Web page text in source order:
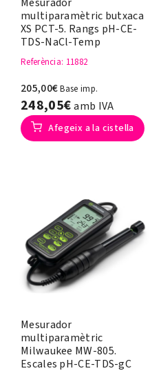
multiparamètric butxaca
XS PCT-5. Rangs pH-CE-
TDS-NaCl-Temp
Referència: 11882
205,00€Base imp.
248,05€amb IVA
Afegeix a la cistella
Mesurador
multiparamètric
Milwaukee MW-805.
Escales pH-CE-TDS-gC